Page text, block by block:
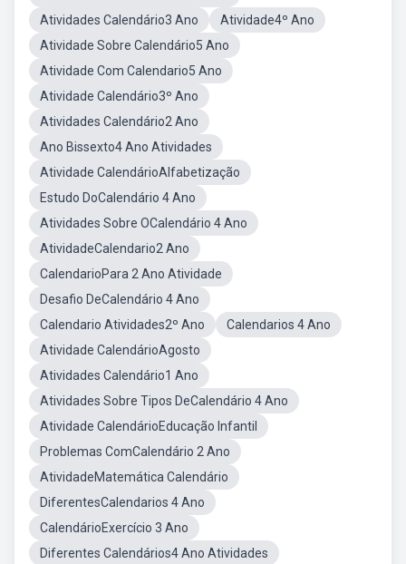
Atividades Calendário3 Ano
Atividade4º Ano
Atividade Sobre Calendário5 Ano
Atividade Com Calendario5 Ano
Atividade Calendário3º Ano
Atividades Calendário2 Ano
Ano Bissexto4 Ano Atividades
Atividade CalendárioAlfabetização
Estudo DoCalendário 4 Ano
Atividades Sobre OCalendário 4 Ano
AtividadeCalendario2 Ano
CalendarioPara 2 Ano Atividade
Desafio DeCalendário 4 Ano
Calendario Atividades2º Ano
Calendarios 4 Ano
Atividade CalendárioAgosto
Atividades Calendário1 Ano
Atividades Sobre Tipos DeCalendário 4 Ano
Atividade CalendárioEducação Infantil
Problemas ComCalendário 2 Ano
AtividadeMatemática Calendário
DiferentesCalendarios 4 Ano
CalendárioExercício 3 Ano
Diferentes Calendários4 Ano Atividades